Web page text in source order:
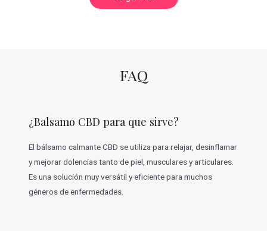
r
i
o
e
s
FAQ
¿Balsamo CBD para que sirve?
El bálsamo calmante CBD se utiliza para relajar, desinflamar
y mejorar dolencias tanto de piel, musculares y articulares.
Es una solución muy versátil y eficiente para muchos
géneros de enfermedades.